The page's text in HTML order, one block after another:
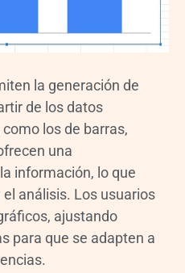
la generación de
de los datos
los de barras,
una
información, lo que
análisis. Los usuarios
ajustando
para que se adapten a